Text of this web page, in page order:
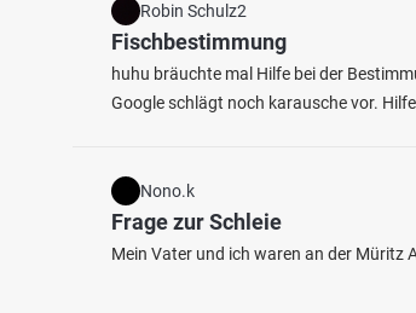
Robin Schulz2
Fischbestimmung
huhu bräuchte mal Hilfe bei der
Google schlägt noch karausche vor.
Nono.k
Frage zur Schleie
Mein Vater und ich waren an der Müritz